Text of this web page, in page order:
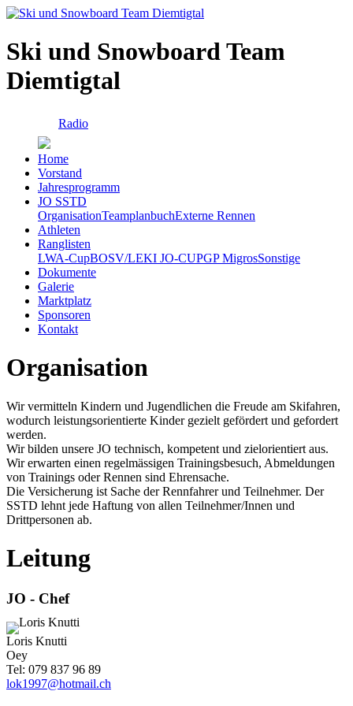
Ski und Snowboard Team
Diemtigtal
Radio
Home
Vorstand
Jahresprogramm
JO SSTD
OrganisationTeamplanbuchExterne Rennen
Athleten
Ranglisten
LWA-CupBOSV/LEKI JO-CUPGP MigrosSonstige
Dokumente
Galerie
Marktplatz
Sponsoren
Kontakt
Organisation
Wir vermitteln Kindern und Jugendlichen die Freude am Skifahren,
wodurch leistungsorientierte Kinder gezielt gefördert und gefordert
werden.
Wir bilden unsere JO technisch, kompetent und zielorientiert aus.
Wir erwarten einen regelmässigen Trainingsbesuch, Abmeldungen
von Trainings oder Rennen sind Ehrensache.
Die Versicherung ist Sache der Rennfahrer und Teilnehmer. Der
SSTD lehnt jede Haftung von allen Teilnehmer/Innen und
Drittpersonen ab.
Leitung
JO - Chef
Loris Knutti
Oey
Tel: 079 837 96 89
lok1997@hotmail.ch